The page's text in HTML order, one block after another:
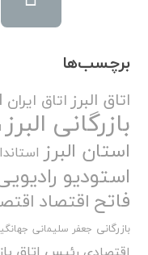
برچسب‌ها
اتاق البرزاتاق ایران
بازرگانی البرز
استان البرز
استودیو
فاتح اقتصاد
بازرگانی جعفر سلیمانی